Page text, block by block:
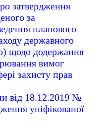
затвердження
за
планового
державного
щодо додержання
вимог
захисту прав
від 18.12.2019 №
уніфікованої